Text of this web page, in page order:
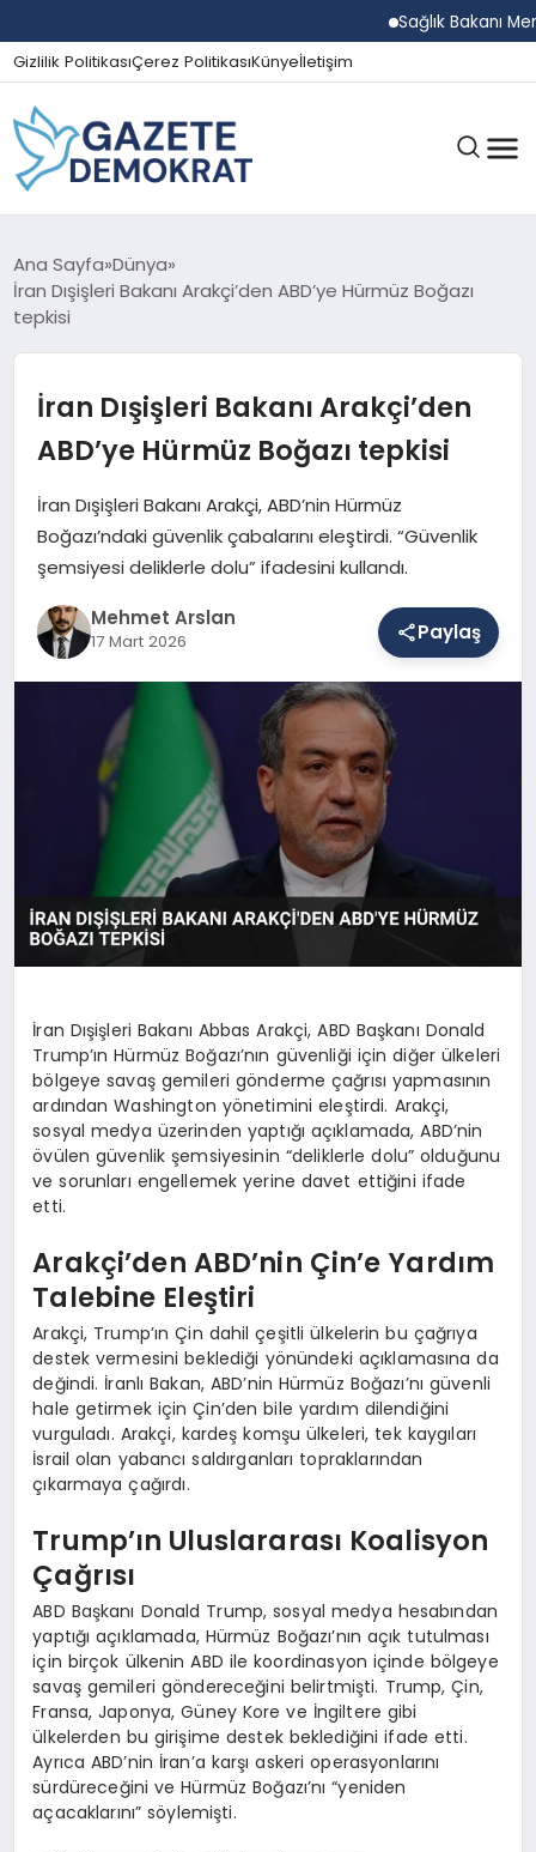
Sağlık Bakanı
Gizlilik PolitikasıÇerez PolitikasıKünyeİletişim
GÜNDEM
EKONOMI
SPOR
MAGAZIN
SAĞLIK
Ana Sayfa Dünya
İran Dışişleri Bakanı Arakçi’den ABD’ye Hürmüz Boğazı
tepkisi
İran Dışişleri Bakanı Arakçi’den
ABD’ye Hürmüz Boğazı tepkisi
İran Dışişleri Bakanı Arakçi, ABD’nin Hürmüz
Boğazı’ndaki güvenlik çabalarını eleştirdi. “Güvenlik
şemsiyesi deliklerle dolu” ifadesini kullandı.
Mehmet Arslan
17 Mart 2026 Paylaş
İran Dışişleri Bakanı Abbas Arakçi, ABD Başkanı Donald
Trump’ın Hürmüz Boğazı’nın güvenliği için diğer ülkeleri
bölgeye savaş gemileri gönderme çağrısı yapmasının
ardından Washington yönetimini eleştirdi. Arakçi,
sosyal medya üzerinden yaptığı açıklamada, ABD’nin
övülen güvenlik şemsiyesinin “deliklerle dolu” olduğunu
ve sorunları engellemek yerine davet ettiğini ifade
etti.
Arakçi’den ABD’nin Çin’e Yardım
Talebine Eleştiri
Arakçi, Trump’ın Çin dahil çeşitli ülkelerin bu çağrıya
destek vermesini beklediği yönündeki açıklamasına da
değindi. İranlı Bakan, ABD’nin Hürmüz Boğazı’nı güvenli
hale getirmek için Çin’den bile yardım dilendiğini
vurguladı. Arakçi, kardeş komşu ülkeleri, tek kaygıları
İsrail olan yabancı saldırganları topraklarından
çıkarmaya çağırdı.
Trump’ın Uluslararası Koalisyon
Çağrısı
ABD Başkanı Donald Trump, sosyal medya hesabından
yaptığı açıklamada, Hürmüz Boğazı’nın açık tutulması
için birçok ülkenin ABD ile koordinasyon içinde bölgeye
savaş gemileri göndereceğini belirtmişti. Trump, Çin,
Fransa, Japonya, Güney Kore ve İngiltere gibi
ülkelerden bu girişime destek beklediğini ifade etti.
Ayrıca ABD’nin İran’a karşı askeri operasyonlarını
sürdüreceğini ve Hürmüz Boğazı’nı “yeniden
açacaklarını” söylemişti.